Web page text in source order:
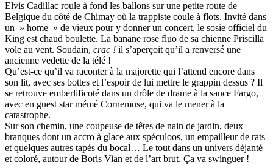
Elvis Cadillac roule à fond les ballons sur une petite route de
Belgique du côté de Chimay où la trappiste coule à flots. Invité dans
un » home » de vieux pour y donner un concert, le sosie officiel du
King est chaud boulette. La banane rose fluo de sa chienne Priscilla
vole au vent. Soudain, crac ! il s’aperçoit qu’il a renversé une
ancienne vedette de la télé !
Qu’est-ce qu’il va raconter à la majorette qui l’attend encore dans
son lit, avec ses bottes et l’espoir de lui mettre le grappin dessus ? Il
se retrouve emberlificoté dans un drôle de drame à la sauce Fargo,
avec en guest star mémé Cornemuse, qui va le mener à la
catastrophe.
Sur son chemin, une coupeuse de têtes de nain de jardin, deux
branques dont un accro à glace aux spéculoos, un empailleur de rats
et quelques autres tapés du bocal… Le tout dans un univers déjanté
et coloré, autour de Boris Vian et de l’art brut. Ça va swinguer !